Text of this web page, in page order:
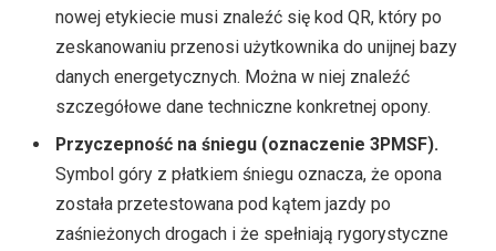
nowej etykiecie musi znaleźć się kod QR, który po
zeskanowaniu przenosi użytkownika do unijnej bazy
danych energetycznych. Można w niej znaleźć
szczegółowe dane techniczne konkretnej opony.
Przyczepność na śniegu (oznaczenie 3PMSF).
Symbol góry z płatkiem śniegu oznacza, że opona
została przetestowana pod kątem jazdy po
zaśnieżonych drogach i że spełniają rygorystyczne